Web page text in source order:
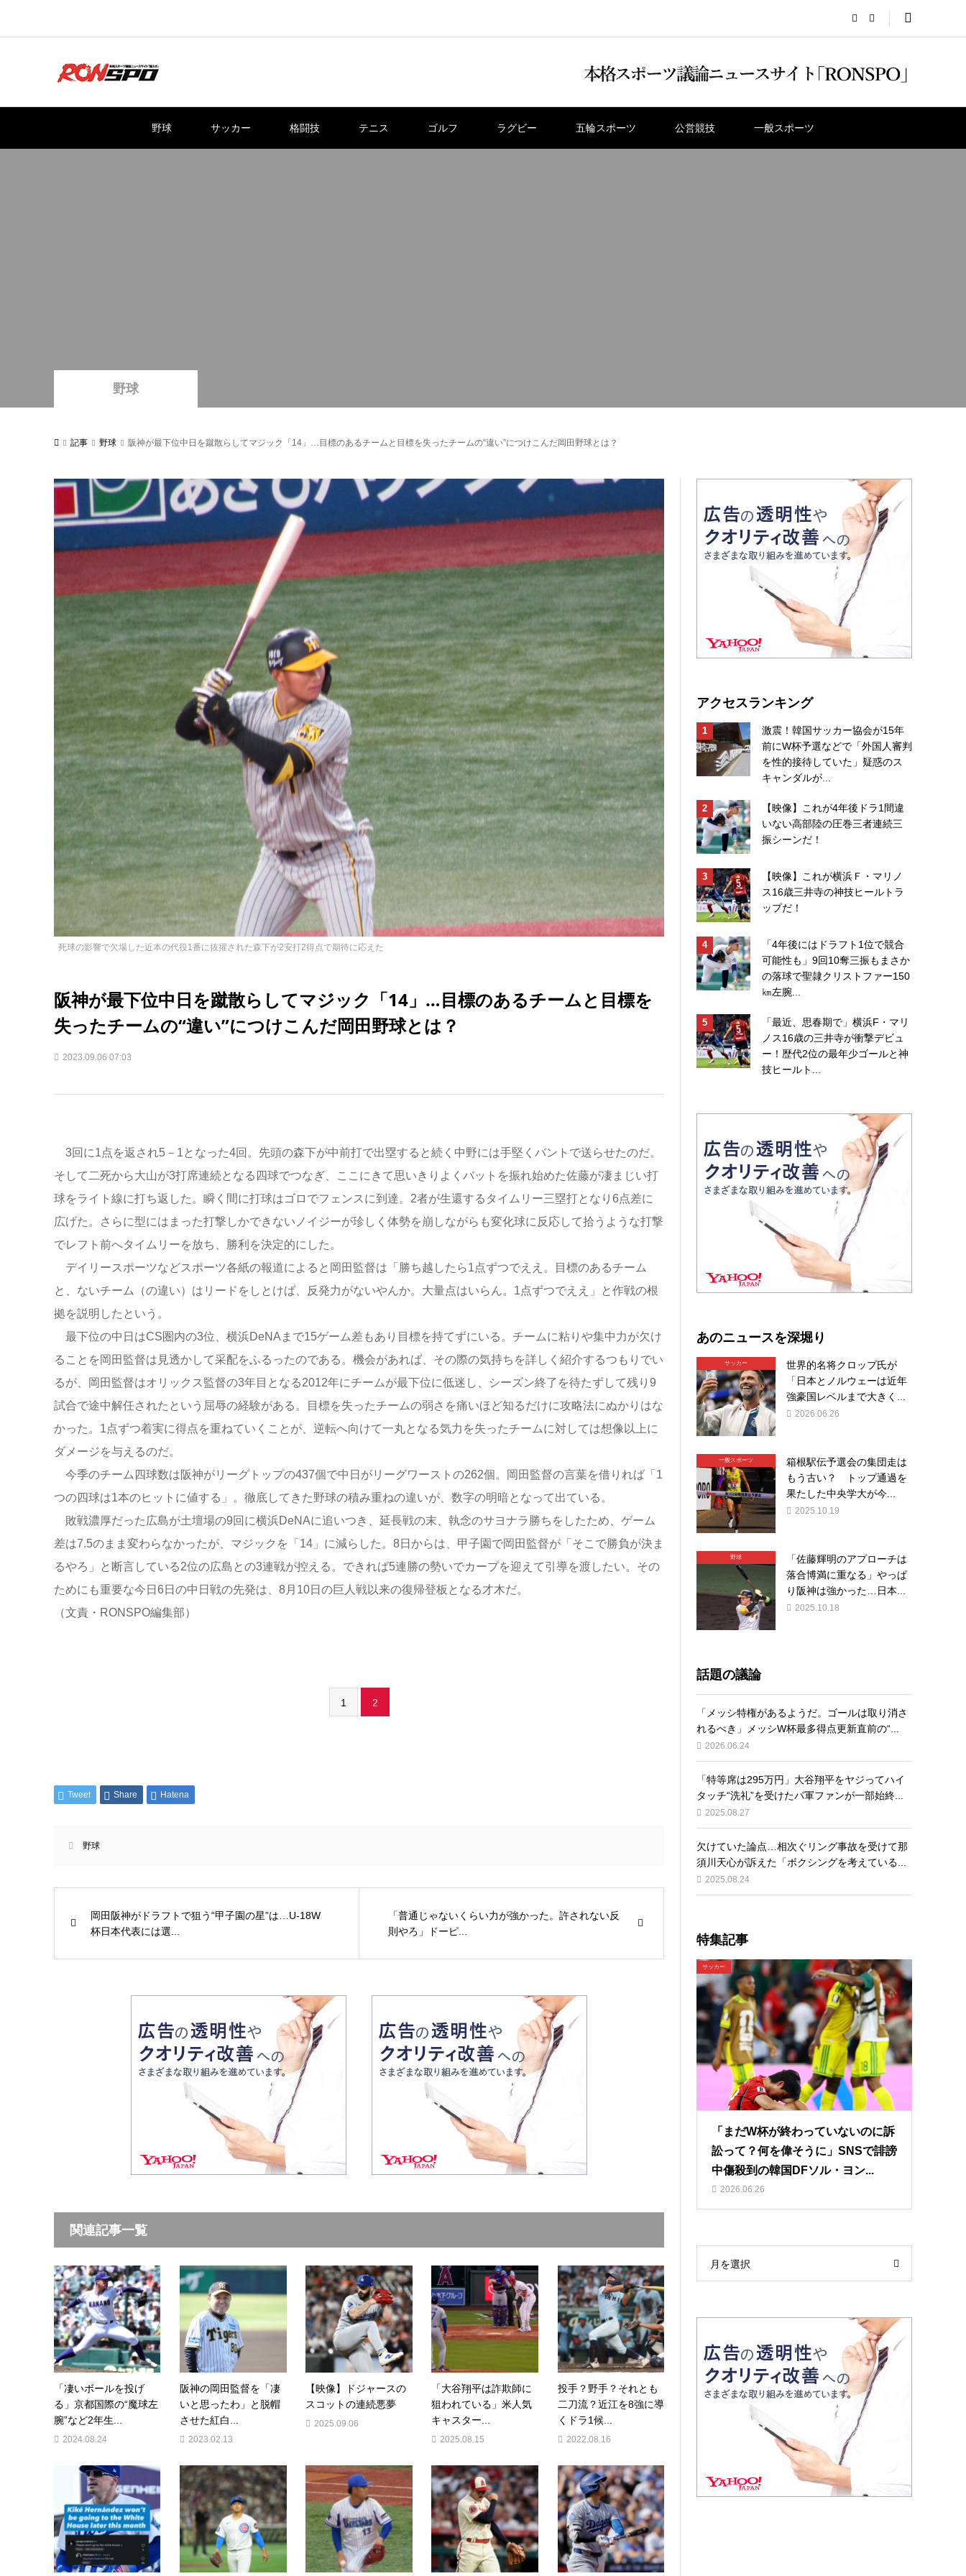
野球 サッカー 格闘技 テニス ゴルフ ラグビー 五輪スポーツ 公営競技 一般スポーツ
野球
記事 野球 阪神が最下位中日を蹴散らしてマジック「14」…目標のあるチームと目標を失ったチームの“違い”につけこんだ岡田野球とは？
死球の影響で欠場した近本の代役1番に抜擢された森下が2安打2得点で期待に応えた
阪神が最下位中日を蹴散らしてマジック「14」…目標のあるチームと目標を
失ったチームの“違い”につけこんだ岡田野球とは？
2023.09.06 07:03
3回に1点を返され5－1となった4回。先頭の森下が中前打で出塁すると続く中野には手堅くバントで送らせたのだ。
そして二死から大山が3打席連続となる四球でつなぎ、ここにきて思いきりよくバットを振れ始めた佐藤が凄まじい打
球をライト線に打ち返した。瞬く間に打球はゴロでフェンスに到達。2者が生還するタイムリー三塁打となり6点差に
広げた。さらに型にはまった打撃しかできないノイジーが珍しく体勢を崩しながらも変化球に反応して拾うような打撃
でレフト前へタイムリーを放ち、勝利を決定的にした。
デイリースポーツなどスポーツ各紙の報道によると岡田監督は「勝ち越したら1点ずつでええ。目標のあるチーム
と、ないチーム（の違い）はリードをしとけば、反発力がないやんか。大量点はいらん。1点ずつでええ」と作戦の根
拠を説明したという。
最下位の中日はCS圏内の3位、横浜DeNAまで15ゲーム差もあり目標を持てずにいる。チームに粘りや集中力が欠け
ることを岡田監督は見透かして采配をふるったのである。機会があれば、その際の気持ちを詳しく紹介するつもりでい
るが、岡田監督はオリックス監督の3年目となる2012年にチームが最下位に低迷し、シーズン終了を待たずして残り9
試合で途中解任されたという屈辱の経験がある。目標を失ったチームの弱さを痛いほど知るだけに攻略法にぬかりはな
かった。1点ずつ着実に得点を重ねていくことが、逆転へ向けて一丸となる気力を失ったチームに対しては想像以上に
ダメージを与えるのだ。
今季のチーム四球数は阪神がリーグトップの437個で中日がリーグワーストの262個。岡田監督の言葉を借りれば「1
つの四球は1本のヒットに値する」。徹底してきた野球の積み重ねの違いが、数字の明暗となって出ている。
敗戦濃厚だった広島が土壇場の9回に横浜DeNAに追いつき、延長戦の末、執念のサヨナラ勝ちをしたため、ゲーム
差は7.5のまま変わらなかったが、マジックを「14」に減らした。8日からは、甲子園で岡田監督が「そこで勝負が決ま
るやろ」と断言している2位の広島との3連戦が控える。できれば5連勝の勢いでカープを迎えて引導を渡したい。その
ためにも重要な今日6日の中日戦の先発は、8月10日の巨人戦以来の復帰登板となる才木だ。
（文責・RONSPO編集部）
1 2
Tweet Share Hatena
野球
岡田阪神がドラフトで狙う“甲子園の星”は…U-18W
杯日本代表には選...
「普通じゃないくらい力が強かった。許されない反
則やろ」ドーピ...
関連記事一覧
「凄いボールを投げ
る」京都国際の“魔球左
腕”など2年生...
2024.08.24
阪神の岡田監督を「凄
いと思ったわ」と脱帽
させた紅白...
2023.02.13
【映像】ドジャースの
スコットの連続悪夢
2025.09.06
「大谷翔平は詐欺師に
狙われている」米人気
キャスター...
2025.08.15
投手？野手？それとも
二刀流？近江を8強に導
くドラ1候...
2022.08.16
アクセスランキング
激震！韓国サッカー協会が15年
前にW杯予選などで「外国人審判
を性的接待していた」疑惑のス
キャンダルが...
【映像】これが4年後ドラ1間違
いない高部陸の圧巻三者連続三
振シーンだ！
【映像】これが横浜Ｆ・マリノ
ス16歳三井寺の神技ヒールトラ
ップだ！
「4年後にはドラフト1位で競合
可能性も」9回10奪三振もまさか
の落球で聖隷クリストファー150
㎞左腕...
「最近、思春期で」横浜F・マリ
ノス16歳の三井寺が衝撃デビュ
ー！歴代2位の最年少ゴールと神
技ヒールト...
あのニュースを深堀り
サッカー
世界的名将クロップ氏が
「日本とノルウェーは近年
強豪国レベルまで大きく...
2026.06.26
一般スポーツ
箱根駅伝予選会の集団走は
もう古い？ トップ通過を
果たした中央学大が今...
2025.10.19
野球
「佐藤輝明のアプローチは
落合博満に重なる」やっぱ
り阪神は強かった…日本...
2025.10.18
話題の議論
「メッシ特権があるようだ。ゴールは取り消さ
れるべき」メッシW杯最多得点更新直前の“...
2026.06.24
「特等席は295万円」大谷翔平をヤジってハイ
タッチ“洗礼”を受けたパ軍ファンが一部始終...
2025.08.27
欠けていた論点…相次ぐリング事故を受けて那
須川天心が訴えた「ボクシングを考えている...
2025.08.24
特集記事
サッカー
「まだW杯が終わっていないのに訴
訟って？何を偉そうに」SNSで誹謗
中傷殺到の韓国DFソル・ヨン...
2026.06.26
月を選択